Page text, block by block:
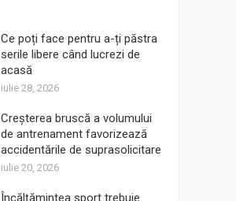
Ce poți face pentru a-ți păstra
serile libere când lucrezi de
acasă
iulie 28, 2026
Creșterea bruscă a volumului
de antrenament favorizează
accidentările de suprasolicitare
iulie 20, 2026
Încălțămintea sport trebuie